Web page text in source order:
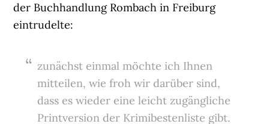
der Buchhandlung Rombach in Freiburg
eintrudelte:
zunächst einmal möchte ich Ihnen
mitteilen, wie froh wir darüber sind,
dass es wieder eine leicht zugängliche
Printversion der Krimibestenliste gibt.